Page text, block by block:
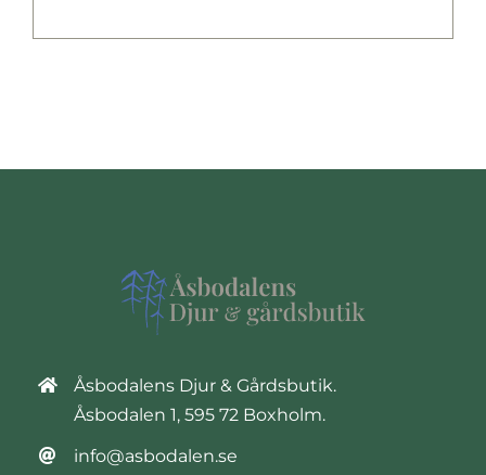
Åsbodalens Djur & Gårdsbutik.
Åsbodalen 1, 595 72 Boxholm.
info@asbodalen.se